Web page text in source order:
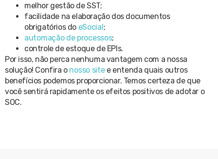
melhor gestão de SST;
facilidade na elaboração dos documentos
obrigatórios do eSocial;
automação de processos;
controle de estoque de EPIs.
Por isso, não perca nenhuma vantagem com a nossa
solução! Confira o nosso sitee entenda quais outros
benefícios podemos proporcionar. Temos certeza de que
você sentirá rapidamente os efeitos positivos de adotar o
SOC.